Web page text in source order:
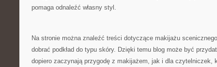
pomaga odnaleźć własny styl.
Na stronie można znaleźć treści dotyczące makijażu
dobrać podkład do typu skóry. Dzięki temu blog może być
dopiero zaczynają przygodę z makijażem, jak i dla czytelniczek,